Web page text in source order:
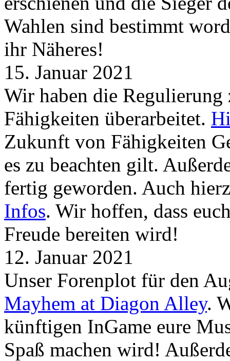
Wahlen sind bestimmt
ihr Näheres!
15. Januar 2021
Wir haben die
Fähigkeiten überarbeitet.
Zukunft von Fähigkeiten
es zu beachten gilt.
fertig geworden. Auch
Infos. Wir hoffen, dass
Freude bereiten wird!
12. Januar 2021
Unser Forenplot für den
Mayhem at Diagon Alley.
künftigen InGame eure
Spaß machen wird!